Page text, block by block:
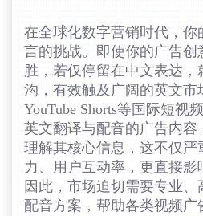
在全球化数字营销时代，
言的挑战。即使你的广告创
胜，若仅停留在中文表达，
沟，有效触及广阔的英文市
YouTube Shorts等国际短视
英文翻译与配音的广告内容
理解其核心信息，这不仅严
力、用户互动率，更直接影
因此，市场迫切需要专业
配音方案，帮助各类视频广